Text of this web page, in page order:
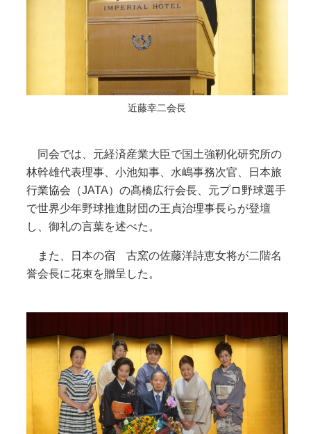
近藤幸二会長
同会では、元経済産業大臣で国土強靭化研究所の
林幹雄代表理事、小池知事、水嶋事務次官、日本旅
行業協会（JATA）の髙橋広行会長、元プロ野球選手
で世界少年野球推進財団の王貞治理事長らが登壇
し、御礼の言葉を述べた。
また、日本の宿 古窯の佐藤洋詩恵女将が二階名
誉会長に花束を贈呈した。